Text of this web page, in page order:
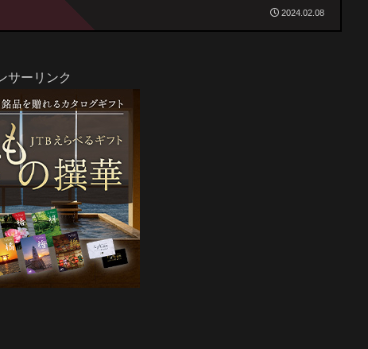
2024.02.08
サーリンク